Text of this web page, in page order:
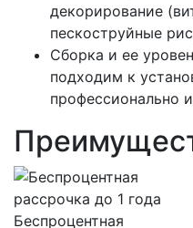
декорирование
пескоструйные
Сборка и ее
подходим к
профессионально
Беспроцентная